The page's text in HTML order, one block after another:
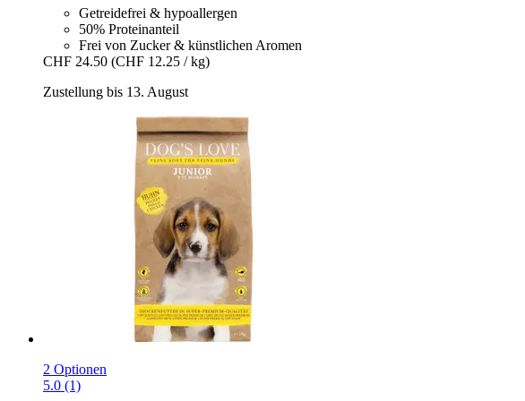
Getreidefrei & hypoallergen
50% Proteinanteil
Frei von Zucker & künstlichen Aromen
CHF 24.50 (CHF 12.25 / kg)
Zustellung bis 13. August
2 Optionen
5.0 (1)